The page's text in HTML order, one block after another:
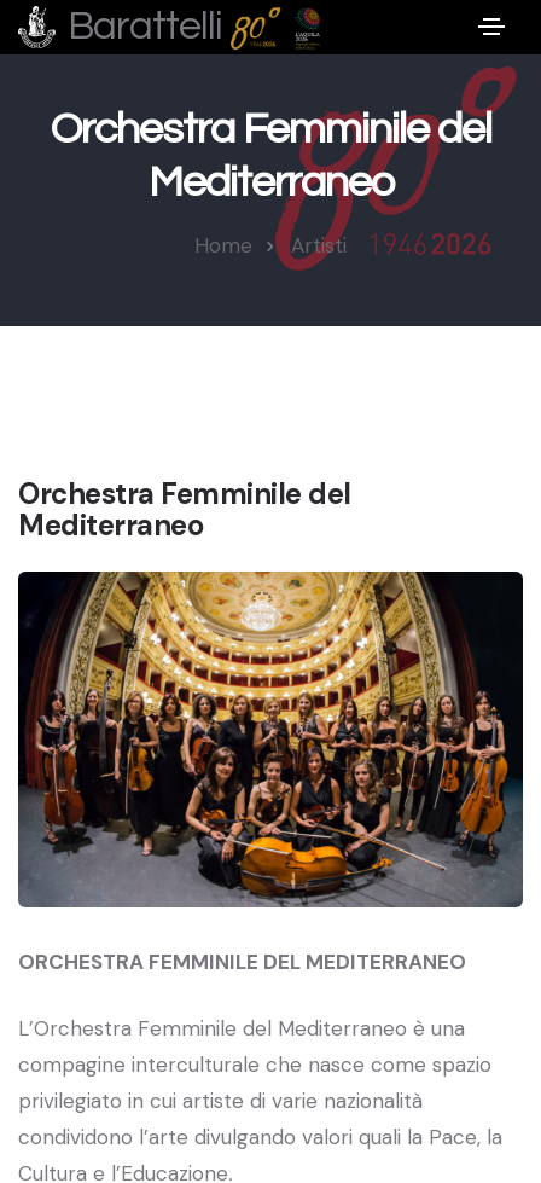
Barattelli
Orchestra Femminile del
Mediterraneo
Home Artisti
Orchestra Femminile del
Mediterraneo
ORCHESTRA FEMMINILE DEL MEDITERRANEO
L’Orchestra Femminile del Mediterraneo è una
compagine interculturale che nasce come spazio
privilegiato in cui artiste di varie nazionalità
condividono l’arte divulgando valori quali la Pace, la
Cultura e l’Educazione.